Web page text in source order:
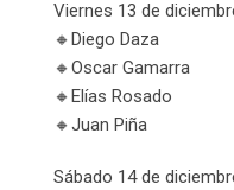
Viernes 13 de
🔸️Diego Daza
🔸️Oscar Gamarra
🔸️Elías Rosado
🔸️Juan Piña
Sábado 14 de